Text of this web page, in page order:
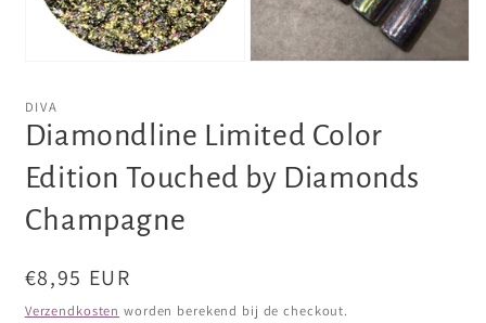
openen
in
modaal
modaal
DIVA
Diamondline Limited Color
Edition Touched by Diamonds
Champagne
Normale
prijs
€8,95 EUR
Verzendkosten worden berekend bij de checkout.